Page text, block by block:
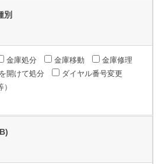
別
金庫処分 金庫移動
金庫修理
開けて処分
ダイヤル番号変更